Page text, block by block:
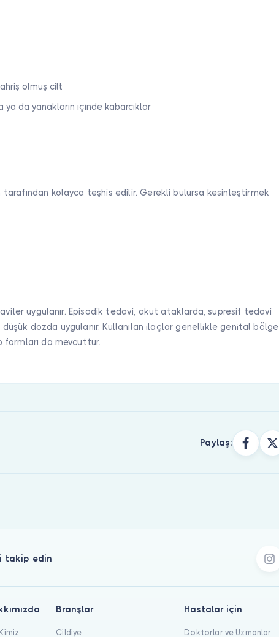
olmuş cilt
da yanakların içinde kabarcıklar
kolayca teşhis edilir. Gerekli bulursa kesinleştirmek
uygulanır. Episodik tedavi, akut ataklarda, supresif tedavi
düşük dozda uygulanır. Kullanılan ilaçlar genellikle genital bölge
formları da mevcuttur.
Paylaş:
takip edin
Branşlar
Cildiye
Hastalar için
Doktorlar ve Uzmanlar